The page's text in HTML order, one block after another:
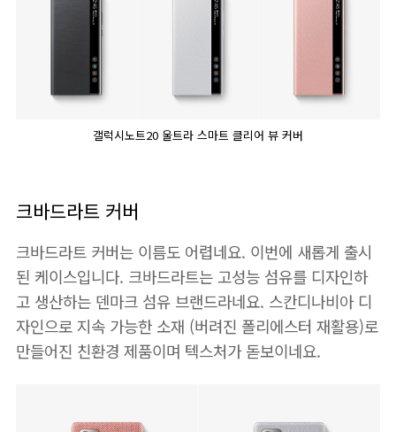
갤럭시노트20 울트라 스마트 클리어 뷰 커버
크바드라트 커버
크바드라트 커버는 이름도 어렵네요. 이번에 새롭게 출시
된 케이스입니다. 크바드라트는 고성능 섬유를 디자인하
고 생산하는 덴마크 섬유 브랜드라네요. 스칸디나비아 디
자인으로 지속 가능한 소재 (버려진 폴리에스터 재활용)로
만들어진 친환경 제품이며 텍스처가 돋보이네요.